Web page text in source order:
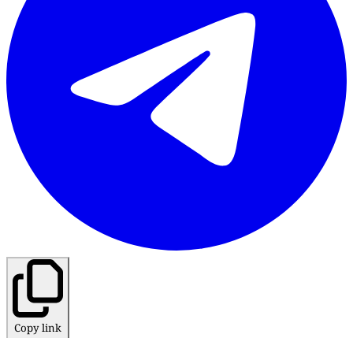
Copy link